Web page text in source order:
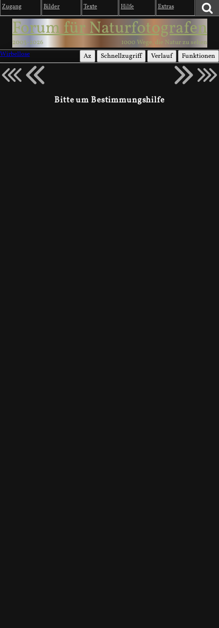
Zugang Bilder Texte Hilfe Extras
Forum für Naturfotografen
2003-2026
1000 Wege, die Natur zu sehen
Wirbellose
Az Schnellzugriff Verlauf Funktionen
Bitte um Bestimmungshilfe